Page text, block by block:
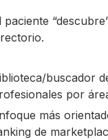
paciente
buscador
por
más
de